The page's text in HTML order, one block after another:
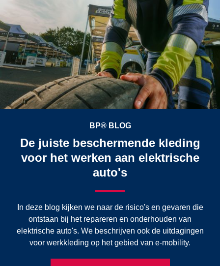
BP® BLOG
De juiste beschermende kleding
voor het werken aan elektrische
auto's
In deze blog kijken we naar de risico's en gevaren die
ontstaan bij het repareren en onderhouden van
elektrische auto's. We beschrijven ook de uitdagingen
voor werkkleding op het gebied van e-mobility.